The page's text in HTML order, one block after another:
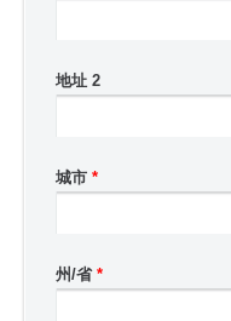
地址 2
城市 *
州/省 *